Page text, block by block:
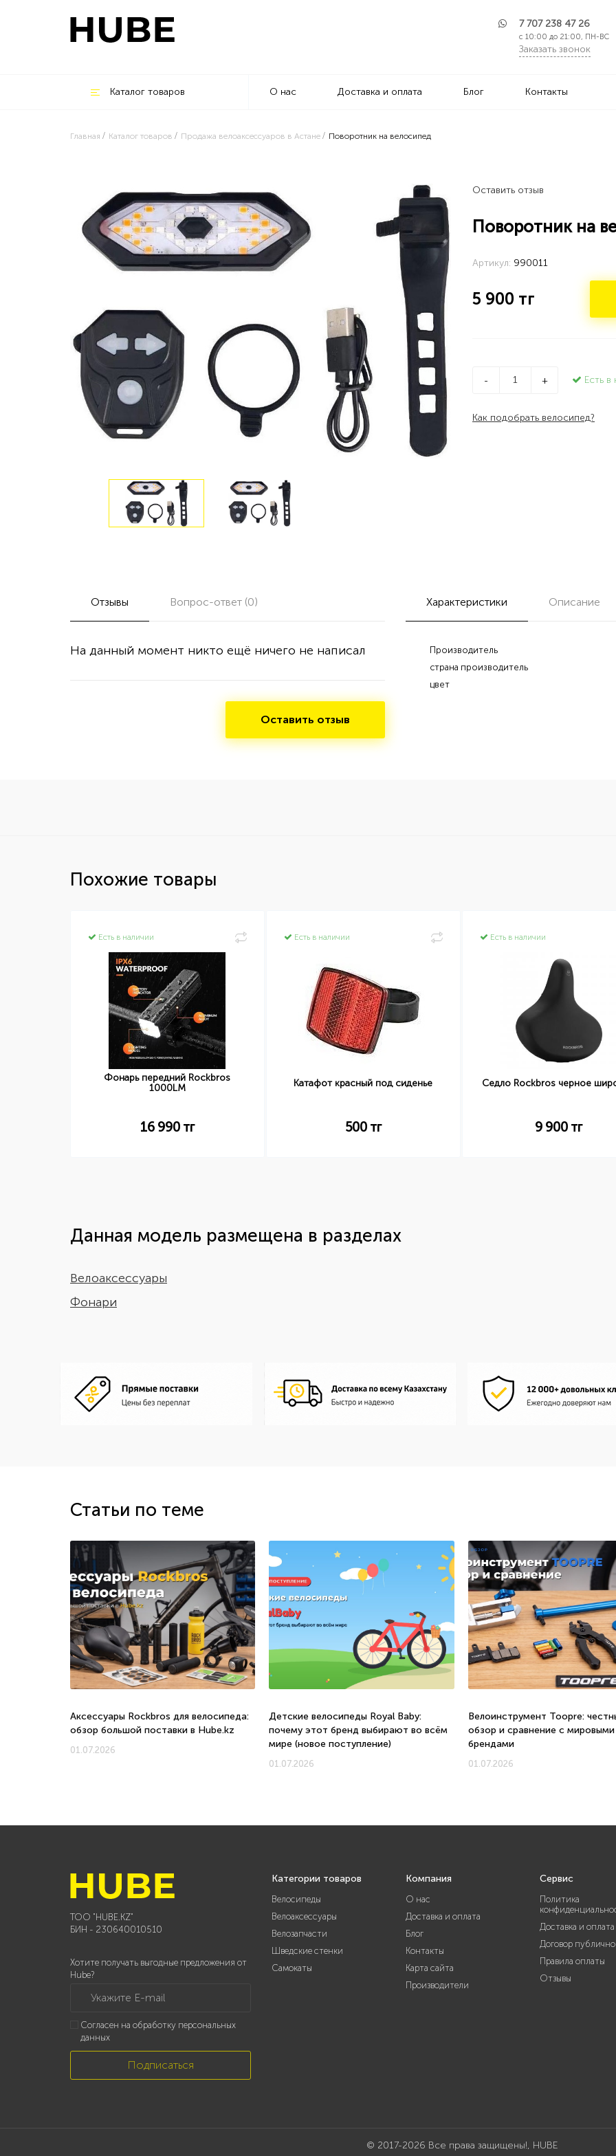
7 707 238 47 26
с 10:00 до 21:00, ПН-ВС
Заказать звонок
Каталог товаров О нас Доставка и оплата Блог Контакты
Главная Каталог товаров Продажа велоаксессуаров в Астане Поворотник на велосипед
Оставить отзыв
Поворотник на
Артикул: 990011
5 900 тг
- + Есть в
Как подобрать велосипед?
Отзывы Вопрос-ответ (0)
На данный момент никто ещё ничего не написал
Оставить отзыв
Характеристики Описание
Производитель
страна производитель
цвет
Похожие товары
Есть в наличии
Фонарь передний Rockbros
1000LM
16 990тг
Есть в наличии
Катафот красный под сиденье
500тг
Есть в наличии
Седло Rockbros черное
9 900 тг
Данная модель размещена в разделах
Велоаксессуары
Фонари
Статьи по теме
Аксессуары Rockbros для велосипеда:
обзор большой поставки в Hube.kz
01.07.2026
Детские велосипеды Royal Baby:
почему этот бренд выбирают во всём
мире (новое поступление)
01.07.2026
Велоинструмент Toopre:
обзор и сравнение с мировыми
брендами
01.07.2026
ТОО "HUBE.KZ"
БИН - 230640010510
Хотите получать выгодные предложения от
Hube?
Укажите E-mail
Согласен на обработку персональных
данных
Подписаться
Категории товаров
Велосипеды
Велоаксессуары
Велозапчасти
Шведские стенки
Самокаты
Компания
О нас
Доставка и оплата
Блог
Контакты
Карта сайта
Производители
Сервис
Политика
Доставка и оплата
Договор
Правила оплаты
Отзывы
© 2017-2026 Все права защищены!, HUBE